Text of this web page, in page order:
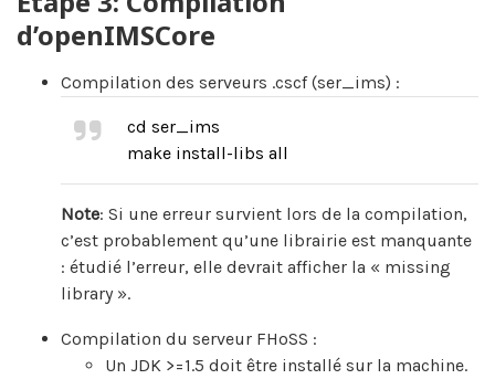
d’openIMSCore
Compilation des serveurs .cscf (ser_ims) :
cd ser_ims
make install-libs all
Note: Si une erreur survient lors de la compilation,
c’est probablement qu’une librairie est manquante
: étudié l’erreur, elle devrait afficher la « missing
library ».
Compilation du serveur FHoSS :
Un JDK >=1.5 doit être installé sur la machine.